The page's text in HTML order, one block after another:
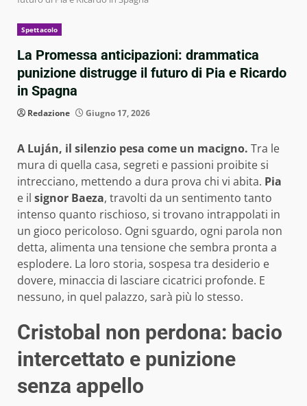
Spettacolo
La Promessa anticipazioni: drammatica
punizione distrugge il futuro di Pia e Ricardo
in Spagna
Redazione Giugno 17, 2026
A Luján, il silenzio pesa come un macigno. Tra le
mura di quella casa, segreti e passioni proibite si
intrecciano, mettendo a dura prova chi vi abita. Pia
e il signor Baeza, travolti da un sentimento tanto
intenso quanto rischioso, si trovano intrappolati in
un gioco pericoloso. Ogni sguardo, ogni parola non
detta, alimenta una tensione che sembra pronta a
esplodere. La loro storia, sospesa tra desiderio e
dovere, minaccia di lasciare cicatrici profonde. E
nessuno, in quel palazzo, sarà più lo stesso.
Cristobal non perdona: bacio
intercettato e punizione
senza appello